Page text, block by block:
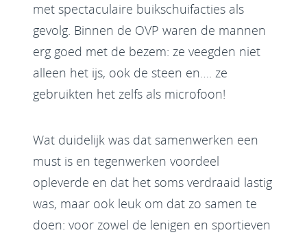
met spectaculaire buikschuifacties als
gevolg. Binnen de OVP waren de mannen
erg goed met de bezem: ze veegden niet
alleen het ijs, ook de steen en…. ze
gebruikten het zelfs als microfoon!
Wat duidelijk was dat samenwerken een
must is en tegenwerken voordeel
opleverde en dat het soms verdraaid lastig
was, maar ook leuk om dat zo samen te
doen: voor zowel de lenigen en sportieven